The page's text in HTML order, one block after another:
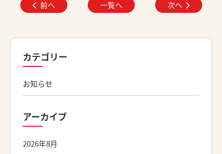
前へ 一覧へ 次へ
カテゴリー
お知らせ
アーカイブ
2026年8月